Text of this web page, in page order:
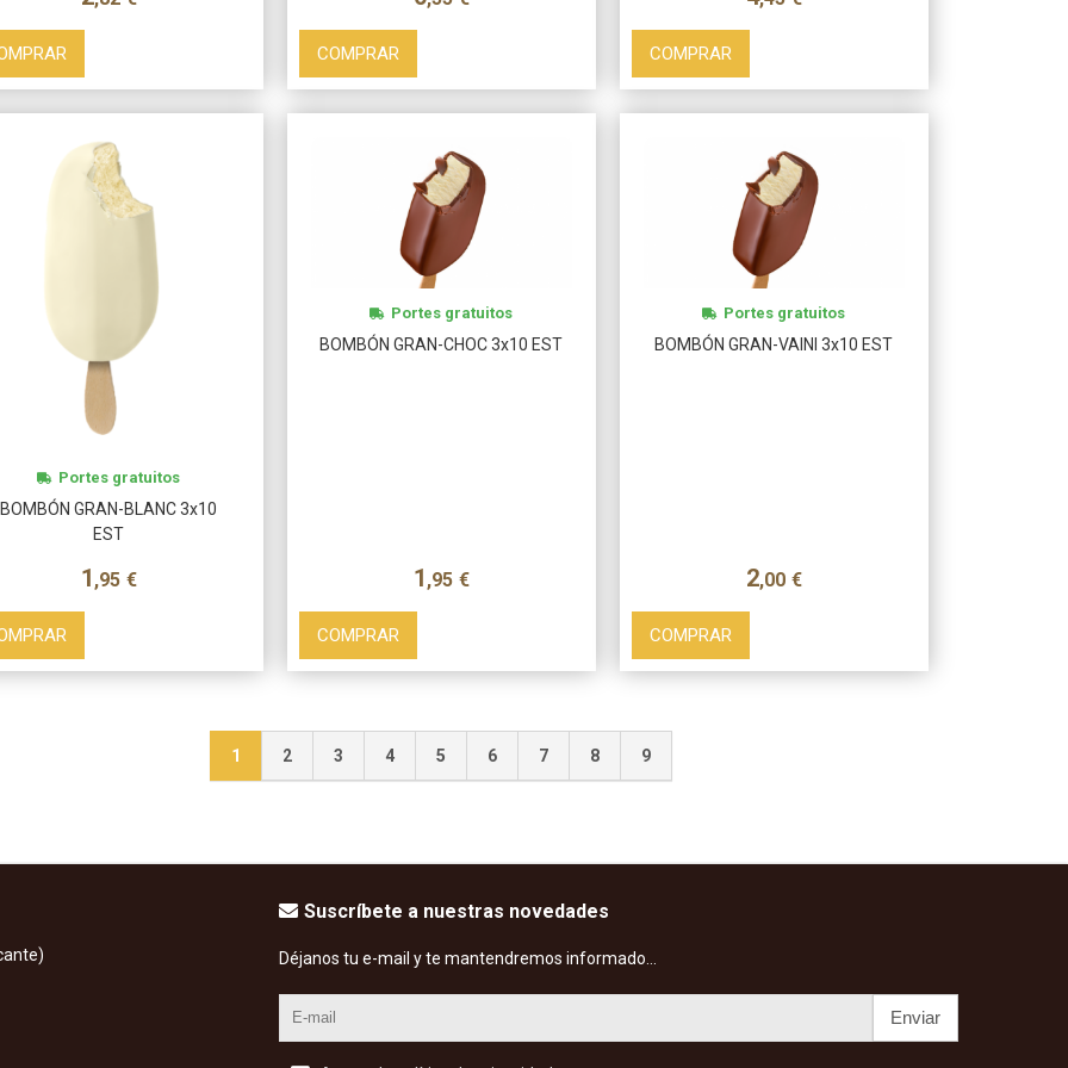
COMPRAR COMPRAR
BOMBÓN GRAN-BLANC 3x10
EST
1 ,95 €
Portes gratuitos
BOMBÓN GRAN-CHOC 3x10 EST
1 ,95 €
Portes gratuitos
COMPRAR
BOMBÓN GRAN-VAINI 3x10 EST
2,00 €
Portes gratuitos
COMPRAR
1 2 3 4 5 6 7 8 9
Suscríbete a nuestras novedades
Déjanos tu e-mail y te mantendremos informado...
Enviar